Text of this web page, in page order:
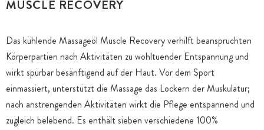
MUSCLE RECOVERY
Das kühlende Massageöl Muscle Recovery verhilft beanspruchten
Körperpartien nach Aktivitäten zu wohltuender Entspannung und
wirkt spürbar besänftigend auf der Haut. Vor dem Sport
einmassiert, unterstützt die Massage das Lockern der Muskulatur;
nach anstrengenden Aktivitäten wirkt die Pflege entspannend und
zugleich belebend. Es enthält sieben verschiedene 100%